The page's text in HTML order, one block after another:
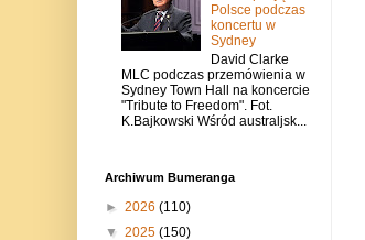
Polsce podczas
koncertu w
Sydney
David Clarke
MLC podczas przemówienia w
Sydney Town Hall na koncercie
"Tribute to Freedom". Fot.
K.Bajkowski Wśród australjsk...
Archiwum Bumeranga
► 2026 (110)
▼ 2025 (150)